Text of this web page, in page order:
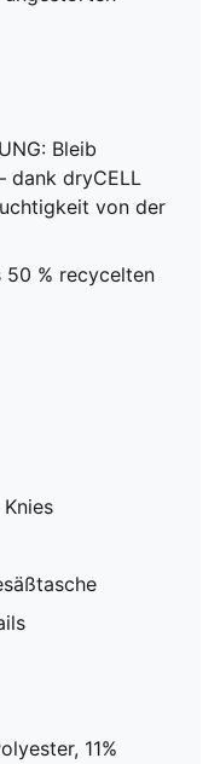
Bleib
dank dryCELL
von der
50 % recycelten
11%